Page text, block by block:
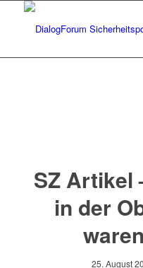
SZ Artikel
in der
25. August